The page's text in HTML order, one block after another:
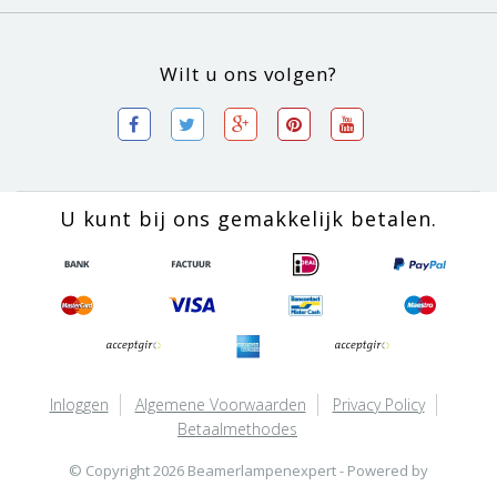
Wilt u ons volgen?
U kunt bij ons gemakkelijk betalen.
Inloggen Algemene Voorwaarden
Privacy Policy
Betaalmethodes
© Copyright 2026 Beamerlampenexpert - Powered by